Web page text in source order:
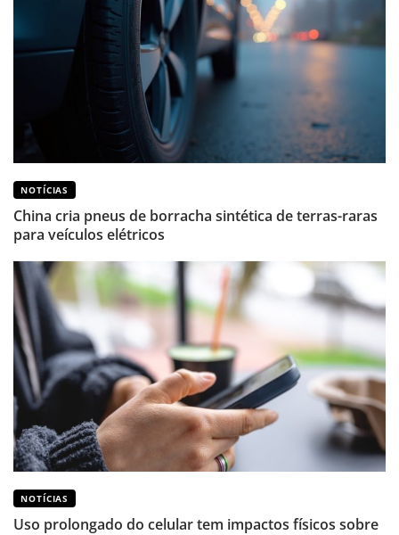
NOTÍCIAS
China cria pneus de borracha sintética de terras-raras
para veículos elétricos
NOTÍCIAS
Uso prolongado do celular tem impactos físicos sobre